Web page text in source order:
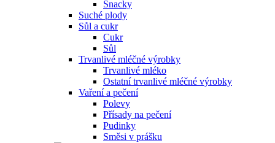
Snacky
Suché plody
Sůl a cukr
Cukr
Sůl
Trvanlivé mléčné výrobky
Trvanlivé mléko
Ostatní trvanlivé mléčné výrobky
Vaření a pečení
Polevy
Přísady na pečení
Pudinky
Směsi v prášku